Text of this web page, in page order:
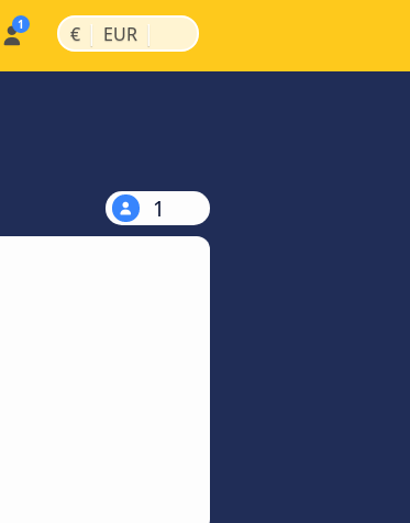
€ | EUR |
1